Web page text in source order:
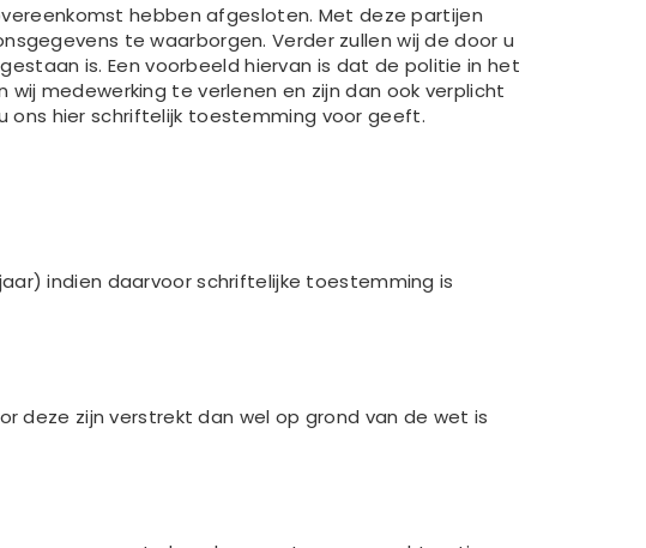
hebben afgesloten. Met deze partijen
te waarborgen. Verder zullen wij de door u
is. Een voorbeeld hiervan is dat de politie in het
medewerking te verlenen en zijn dan ook verplicht
ons hier schriftelijk toestemming voor geeft.
indien daarvoor schriftelijke toestemming is
deze zijn verstrekt dan wel op grond van de wet is